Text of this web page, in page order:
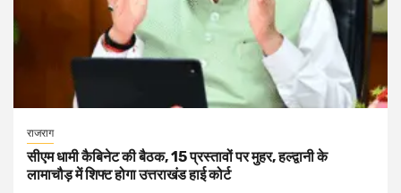
राजराग
सीएम धामी कैबिनेट की बैठक, 15 प्रस्तावों पर मुहर, हल्द्वानी के
लामाचौड़ में शिफ्ट होगा उत्तराखंड हाई कोर्ट